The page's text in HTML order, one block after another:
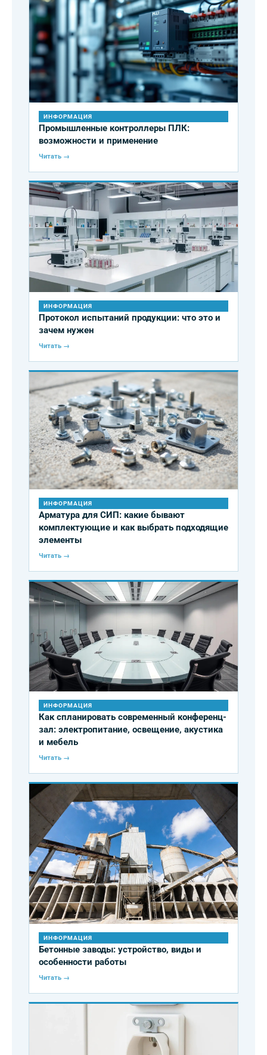
ИНФОРМАЦИЯ
Промышленные контроллеры ПЛК:
возможности и применение
Читать →
ИНФОРМАЦИЯ
Протокол испытаний продукции: что это и
зачем нужен
Читать →
ИНФОРМАЦИЯ
Арматура для СИП: какие бывают
комплектующие и как выбрать подходящие
элементы
Читать →
ИНФОРМАЦИЯ
Как спланировать современный конференц-
зал: электропитание, освещение, акустика
и мебель
Читать →
ИНФОРМАЦИЯ
Бетонные заводы: устройство, виды и
особенности работы
Читать →